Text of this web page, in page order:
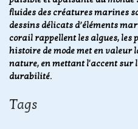
fluides des créatures marines
dessins délicats d’éléments
corail rappellent les algues, les
histoire de mode met en valeur
nature, en mettant l'accent sur
durabilité.
Tags